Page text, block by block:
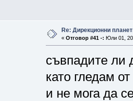
Re: Дирекционни
« Отговор #41 -: Юли 01,
съвпадите ли
като гледам
и не мога да